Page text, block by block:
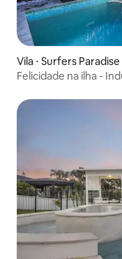
Vila ⋅ Surfers Paradise
Felicidade na ilha -